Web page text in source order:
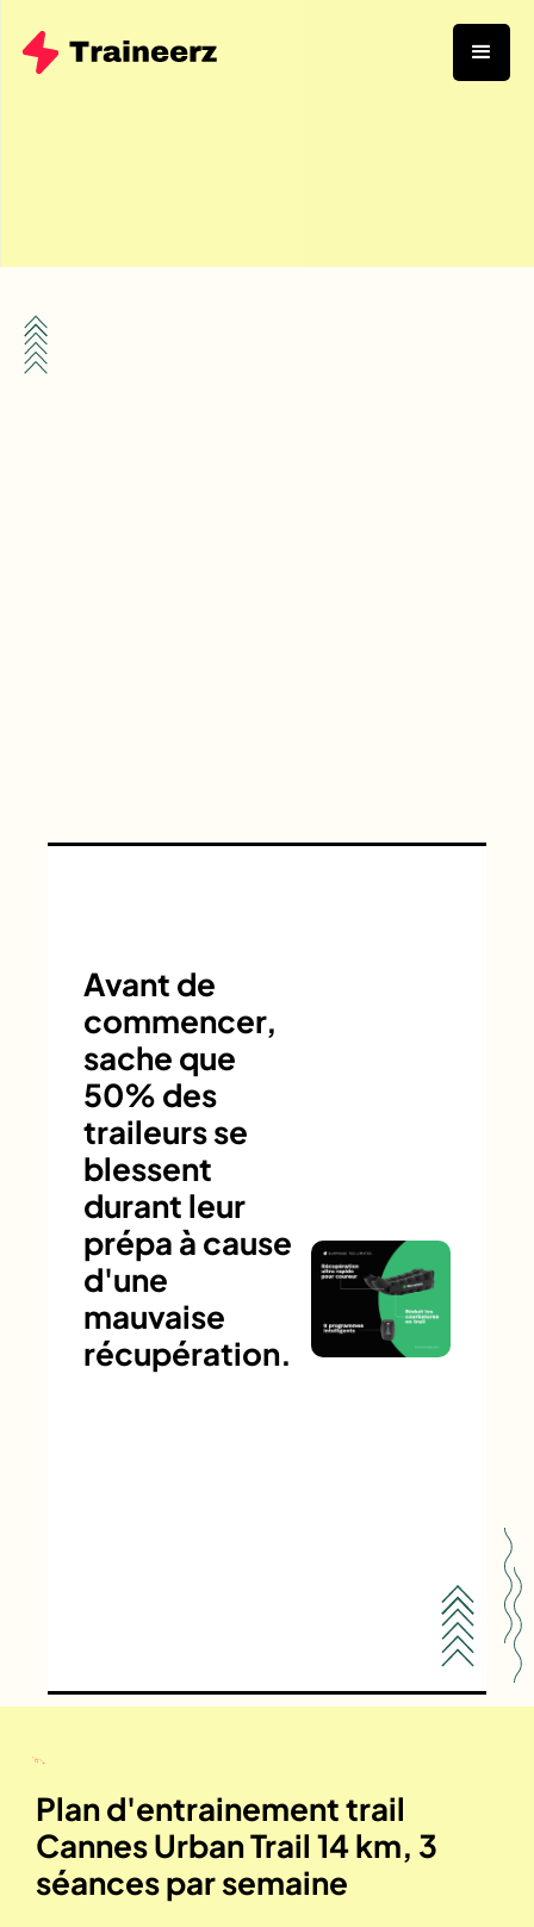
Avant de
commencer,
sache que
50% des
traileurs se
blessent
durant leur
prépa à cause
d'une
mauvaise
récupération.
Plan d'entrainement trail
Cannes Urban Trail 14 km, 3
séances par semaine